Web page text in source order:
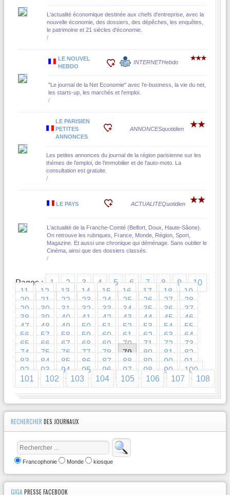
L'actualité économique destinée aux chefs d'entreprise, avec la
nouvelle économie, des dossiers, des dépêches, les enquêtes,
le patrimoine et 21 siècles d'économie.
/
LE NOUVEL
HEBDO
INTERNETHebdo
"Le journal de la Net Economie" avec l'e-business, la vie du net,
les starts-up, les marchés et l'emploi.
/
LE PARISIEN
PETITES
ANNONCES
ANNONCESquotidien
Les petites annonces du journal de la région parisienne sur les
thèmes de l'emploi, de l'immobilier et de l'auto-moto. La
consultation est gratuite.
/
LE PAYS ACTUALITEQuotidien
L'actualité de la Franche-Comté (Belfort, Doux, Haute-Sâone).
On retrouve les rubriques, France, Monde, Région, Sport,
Magazine. Et aussi une chronique qui déménage. Sans oublier le
Cinéma, ainsi que des dossiers classés.
/
Pages : 1 2 3 4 5 6 7 8 9
10
11
12 13 14 15 16 17 18
19
20
21 22 23 24 25 26 27
28
29
30 31 32 33 34 35 36
37
38
39 40 41 42 43 44 45
46
47
48 49 50 51 52 53 54
55
56
57 58 59 60 61 62 63
64
65
66 67 68 69 70 71 72
73
74
75 76 77 78 79 80 81
82
83
84 85 86 87 88 89 90
91
92
93 94 95 96 97 98 99
100
101
102 103 104 105 106 107 108
RECHERCHER DES JOURNAUX
Francophonie Monde kiosque
GIGAPRESSE FACEBOOK